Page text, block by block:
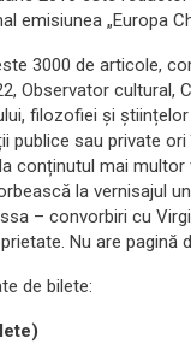
emisiunea „Europa
3000 de articole,
Observator cultural,
filozofiei și
sau private
conținutul mai
la vernisajul
– convorbiri cu
Nu are
de bilete: